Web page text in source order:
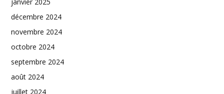
janvier 2025
décembre 2024
novembre 2024
octobre 2024
septembre 2024
août 2024
juillet 2024